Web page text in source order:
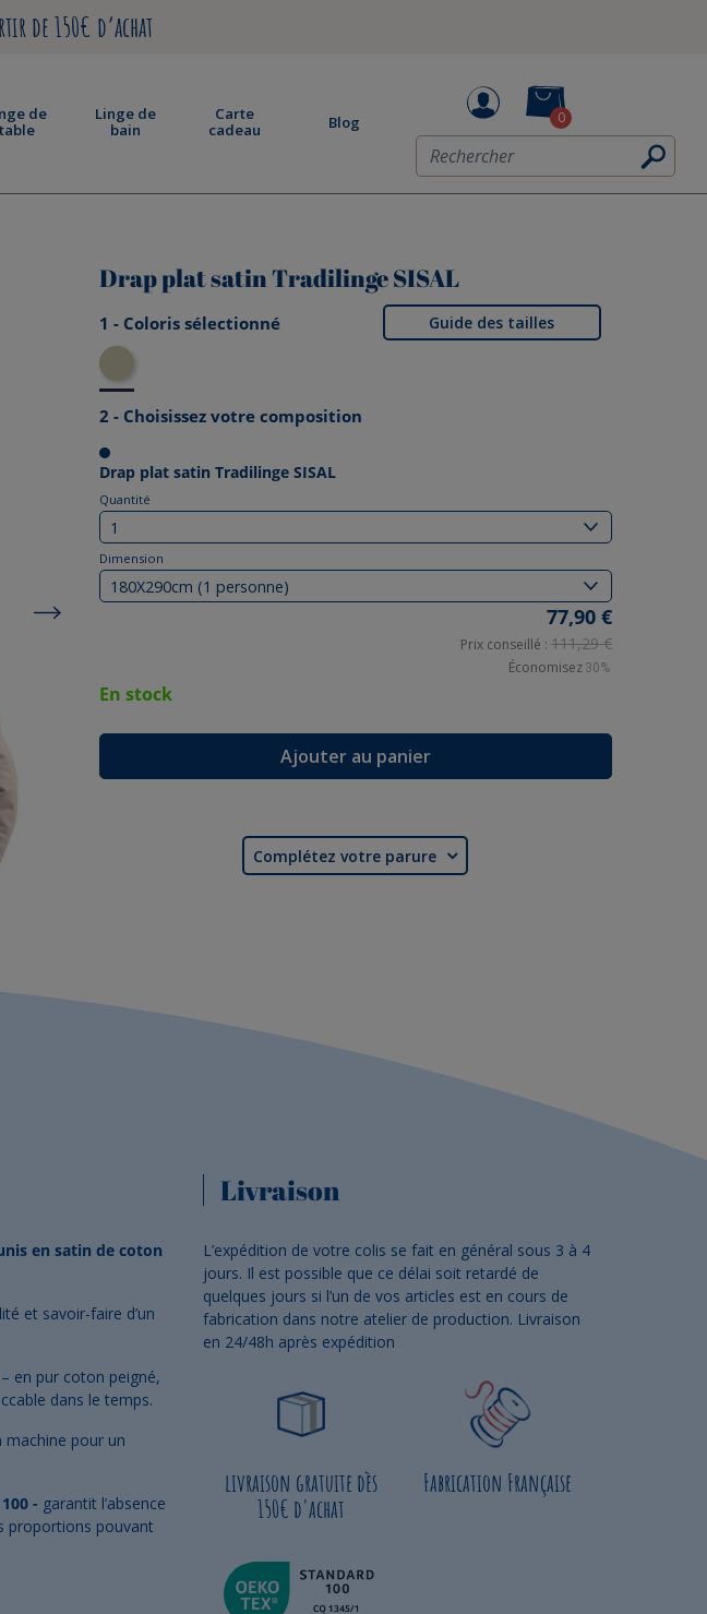
de 150€ d’achat
de
table
Linge de
bain
Carte
cadeau
Blog 0
Drap plat satin Tradilinge SISAL
Guide des tailles
1 - Coloris sélectionné
Sisal
2 - Choisissez votre composition
Drap plat satin Tradilinge SISAL
Quantité
Dimension
77,90 €
Prix conseillé : 111,29 €
Économisez 30%
En stock
Ajouter au panier
Complétez votre parure 
en satin de coton
et savoir-faire d’un
– en pur coton peigné,
dans le temps.
pour un
- garantit l’absence
proportions pouvant
Livraison
L’expédition de votre colis se fait en général sous 3 à 4
jours. Il est possible que ce délai soit retardé de
quelques jours si l’un de vos articles est en cours de
fabrication dans notre atelier de production. Livraison
en 24/48h après expédition
livraison gratuite dès
150€ d'achat
Fabrication Française